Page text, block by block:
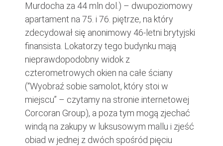
Murdocha za 44 mln dol.) – dwupoziomowy
apartament na 75. i 76. piętrze, na który
zdecydował się anonimowy 46-letni brytyjski
finansista. Lokatorzy tego budynku mają
nieprawdopodobny widok z
czterometrowych okien na całe ściany
(“Wyobraź sobie samolot, który stoi w
miejscu” – czytamy na stronie internetowej
Corcoran Group), a poza tym mogą zjechać
windą na zakupy w luksusowym mallu i zjeść
obiad w jednej z dwóch spośród pięciu